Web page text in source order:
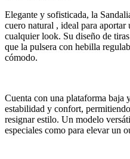
Elegante y sofisticada, la
cuero natural , ideal para
cualquier look. Su diseño de
que la pulsera con hebilla
cómodo.
Cuenta con una plataforma baja
estabilidad y confort,
resignar estilo. Un modelo
especiales como para elevar un